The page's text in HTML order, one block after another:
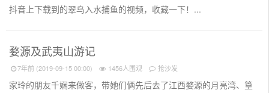
抖音上下载到的翠鸟入水捕鱼的视频，收藏一下！...
婺源及武夷山游记
7年前 (2019-09-15 00:00) 1456人围观 抢沙发
家玲的朋友千娴来做客，带她们俩先后去了江西婺源的月亮湾、篁